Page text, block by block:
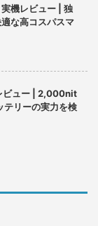
機レビュー | 独
な高コスパスマ
ビュー | 2,000nit
テリーの実力を検